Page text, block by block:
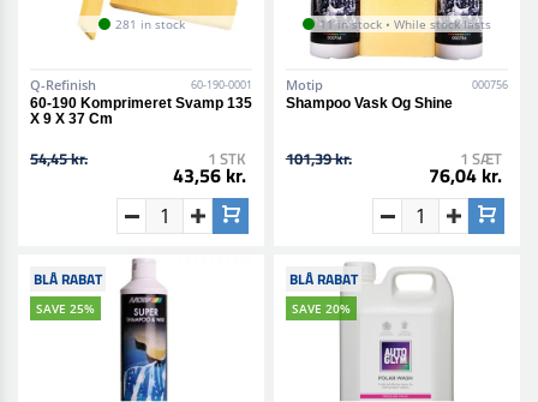
281 in stock
Q-Refinish 60-190-0001
60-190 Komprimeret Svamp 135
X 9 X 37 Cm
54,45 kr. 1 STK
43,56 kr.
11 in stock • While stock lasts
Motip 000756
Shampoo Vask Og Shine
101,39 kr. 1 SÆT
76,04 kr.
BLÅ RABAT
SAVE 25%
BLÅ RABAT
SAVE 20%